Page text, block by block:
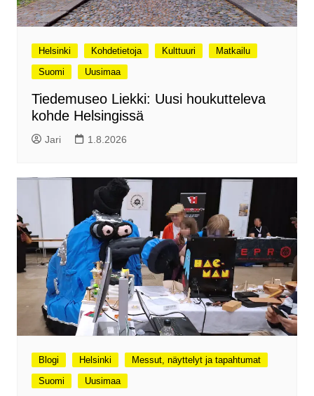
Helsinki Kohdetietoja Kulttuuri
Matkailu
Suomi
Uusimaa
Tiedemuseo Liekki: Uusi houkutteleva
kohde Helsingissä
Jari 1.8.2026
Blogi Helsinki
Messut, näyttelyt ja tapahtumat
Suomi
Uusimaa